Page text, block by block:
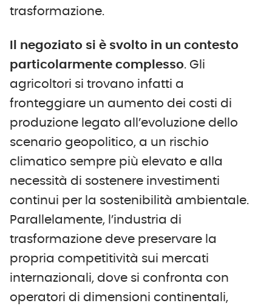
trasformazione.
Il negoziato si è svolto in un contesto
particolarmente complesso. Gli
agricoltori si trovano infatti a
fronteggiare un aumento dei costi di
produzione legato all’evoluzione dello
scenario geopolitico, a un rischio
climatico sempre più elevato e alla
necessità di sostenere investimenti
continui per la sostenibilità ambientale.
Parallelamente, l’industria di
trasformazione deve preservare la
propria competitività sui mercati
internazionali, dove si confronta con
operatori di dimensioni continentali,